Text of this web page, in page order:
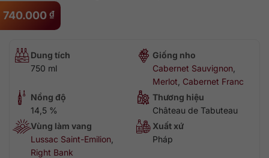
740.000 ₫
Dung tích
750 ml
Giống nho
Cabernet Sauvignon
Merlot Cabernet Franc
Nồng độ
14,5 %
Thương hiệu
Château de Tabuteau
Vùng làm vang
Lussac Saint-Emilion
Right Bank
Xuất xứ
Pháp